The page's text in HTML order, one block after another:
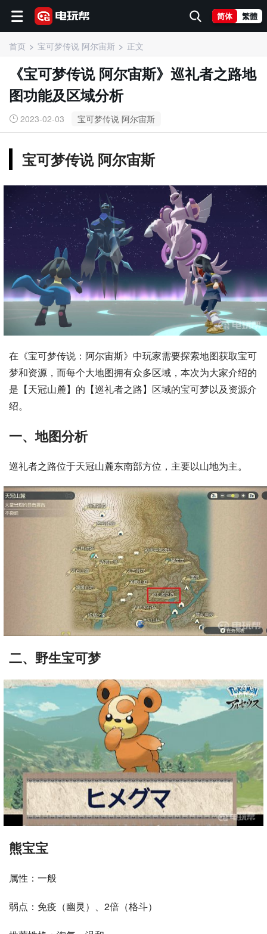
简体 繁體
首页 宝可梦传说 阿尔宙斯 正文
《宝可梦传说 阿尔宙斯》巡礼者之路地
图功能及区域分析
2023-02-03 宝可梦传说 阿尔宙斯
宝可梦传说 阿尔宙斯
在《宝可梦传说：阿尔宙斯》中玩家需要探索地图获取宝可
梦和资源，而每个大地图拥有众多区域，本次为大家介绍的
是【天冠山麓】的【巡礼者之路】区域的宝可梦以及资源介
绍。
一、地图分析
巡礼者之路位于天冠山麓东南部方位，主要以山地为主。
二、野生宝可梦
熊宝宝
属性：一般
弱点：免疫（幽灵）、2倍（格斗）